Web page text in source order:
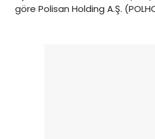
göre Polisan Holding A.Ş.
bölünme işlemi bugün